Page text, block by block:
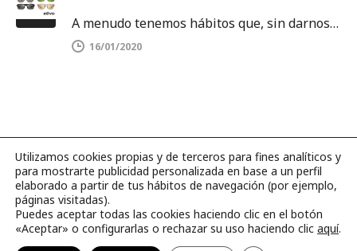
A menudo tenemos hábitos que, sin darnos cuenta, dañan la salud de nuestros ojos. Es por ello que debemos tenerlos…
16/01/2020
©2026 Página web hecha con amor porBLUBBER.
Catálogos Contacto Aviso legal
Utilizamos cookies propias y de terceros para fines analíticos y
para mostrarte publicidad personalizada en base a un perfil
elaborado a partir de tus hábitos de navegación (por ejemplo,
páginas visitadas).
Puedes aceptar todas las cookies haciendo clic en el botón
«Aceptar» o configurarlas o rechazar su uso haciendo clic aquí.